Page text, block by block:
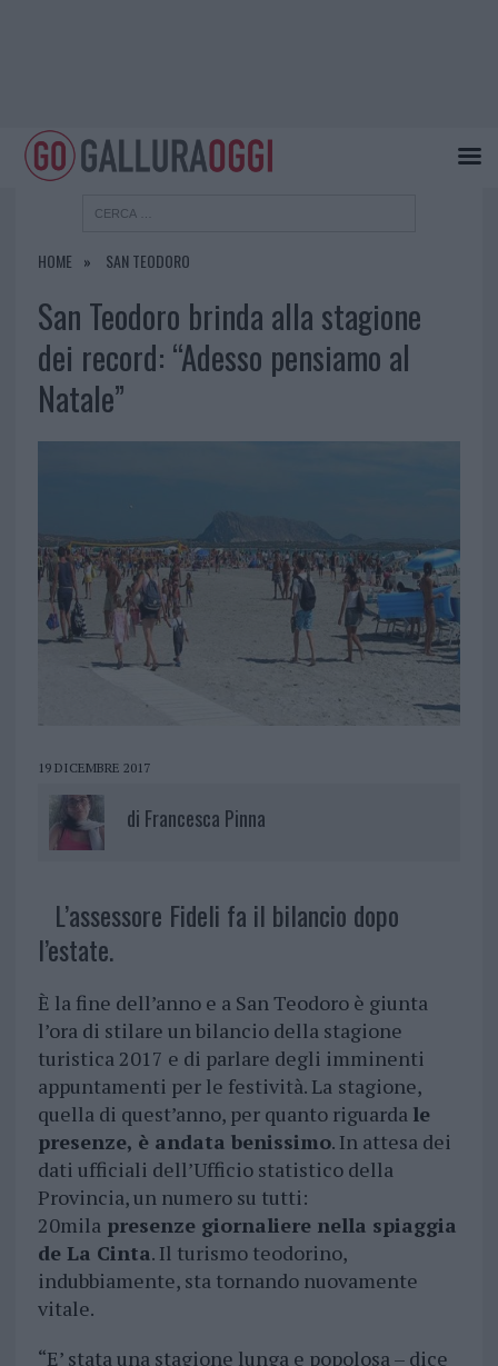
HOME SAN TEODORO
San Teodoro brinda alla stagione
dei record: “Adesso pensiamo al
Natale”
19 DICEMBRE 2017
di Francesca Pinna
L’assessore Fideli fa il bilancio dopo
l’estate.
È la fine dell’anno e a San Teodoro è giunta
l’ora di stilare un bilancio della stagione
turistica 2017 e di parlare degli imminenti
appuntamenti per le festività. La stagione,
quella di quest’anno, per quanto riguarda le
presenze, è andata benissimo. In attesa dei
dati ufficiali dell’Ufficio statistico della
Provincia, un numero su tutti:
20milapresenze giornaliere nella spiaggia
de La Cinta. Il turismo teodorino,
indubbiamente, sta tornando nuovamente
vitale.
“E’ stata una stagione lunga e popolosa – dice